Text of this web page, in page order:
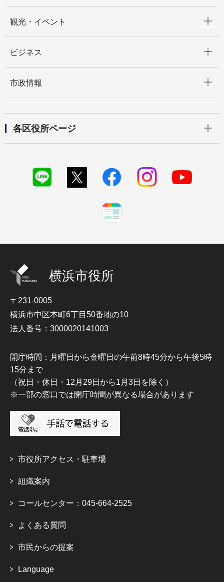
観光・イベント
ビジネス
市政情報
各区役所ページ
横浜市役所
〒231-0005
横浜市中区本町6丁目50番地の10
法人番号：3000020141003
開庁時間：月曜日から金曜日の午前8時45分から午後5時
15分まで
（祝日・休日・12月29日から1月3日を除く）
※一部の窓口では開庁時間が異なる場合があります
市役所アクセス・駐車場
組織案内
コールセンター：045-664-2525
よくある質問
市民からの提案
Language